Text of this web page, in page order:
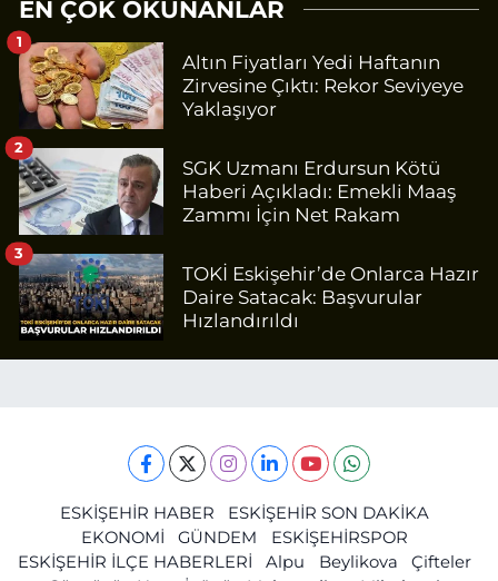
EN ÇOK OKUNANLAR
Altın Fiyatları Yedi Haftanın
Zirvesine Çıktı: Rekor Seviyeye
Yaklaşıyor
1
SGK Uzmanı Erdursun Kötü
Haberi Açıkladı: Emekli Maaş
Zammı İçin Net Rakam
2
TOKİ Eskişehir’de Onlarca Hazır
Daire Satacak: Başvurular
Hızlandırıldı
3
ESKİŞEHİR HABER
ESKİŞEHİR SON DAKİKA
EKONOMİ
GÜNDEM
ESKİŞEHİRSPOR
ESKİŞEHİR İLÇE HABERLERİ
Alpu Beylikova
Çifteler